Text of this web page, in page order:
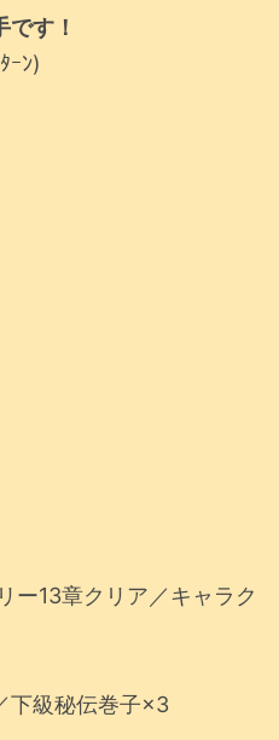
です！
ｰﾝ)
ー13章クリア／キャラク
下級秘伝巻子×3